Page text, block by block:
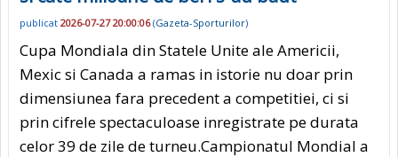
publicat 2026-07-27 20:00:06(Gazeta-Sporturilor)
Cupa Mondiala din Statele Unite ale Americii,
Mexic si Canada a ramas in istorie nu doar prin
dimensiunea fara precedent a competitiei, ci si
prin cifrele spectaculoase inregistrate pe durata
celor 39 de zile de turneu.Campionatul Mondial a